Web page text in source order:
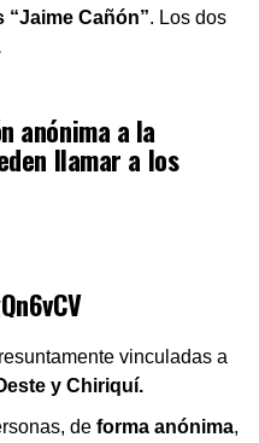
December 19,
“Jaime Cañón”. Los dos
anónima a la
llamar a los
19, 2022 vinculadas a
y Chiriquí.
de forma anónima,